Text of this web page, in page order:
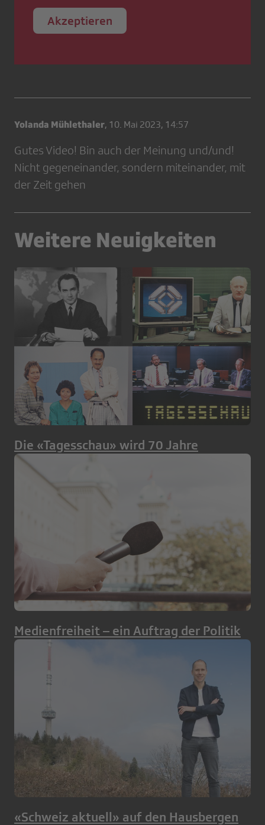
Akzeptieren
Yolanda Mühlethaler, 10. Mai 2023, 14:57
Gutes Video! Bin auch der Meinung und/und!
Nicht gegeneinander, sondern miteinander, mit
der Zeit gehen
Weitere Neuigkeiten
Die «Tagesschau» wird 70 Jahre
Medienfreiheit – ein Auftrag der Politik
«Schweiz aktuell» auf den Hausbergen